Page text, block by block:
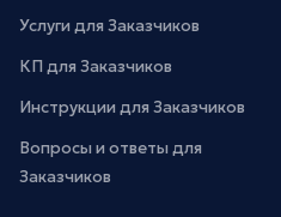
Услуги для Заказчиков
КП для Заказчиков
Инструкции для Заказчиков
Вопросы и ответы для
Заказчиков